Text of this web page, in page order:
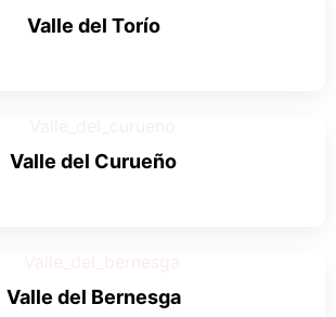
Valle del Torío
Valle del Curueño
Valle del Bernesga